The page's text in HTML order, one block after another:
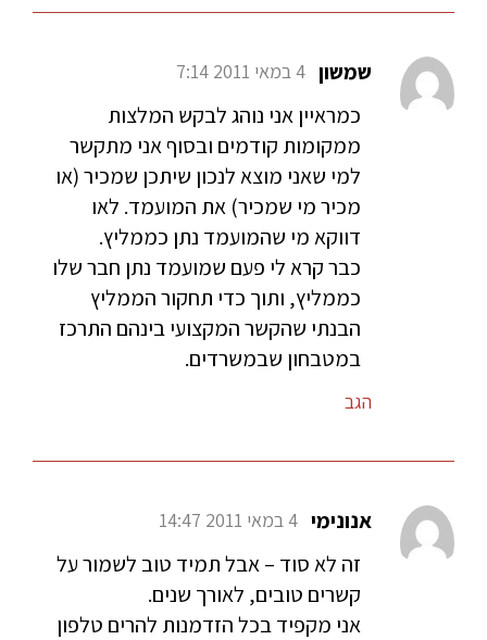
שמשון 4 במאי 2011 7:14
כמראיין אני נוהג לבקש המלצות
ממקומות קודמים ובסוף אני מתקשר
למי שאני מוצא לנכון שיתכן שמכיר (או
מכיר מי שמכיר) את המועמד. לאו
דווקא מי שהמועמד נתן כממליץ.
כבר קרא לי פעם שמועמד נתן חבר שלו
כממליץ, ותוך כדי תחקור הממליץ
הבנתי שהקשר המקצועי בינהם התרכז
במטבחון שבמשרדים.
הגב
אנונימי 4 במאי 2011 14:47
זה לא סוד – אבל תמיד טוב לשמור על
קשרים טובים, לאורך שנים.
אני מקפיד בכל הזדמנות להרים טלפון